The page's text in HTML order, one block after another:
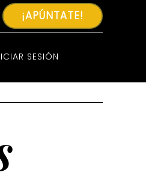
¡APÚNTATE!
SESIÓN